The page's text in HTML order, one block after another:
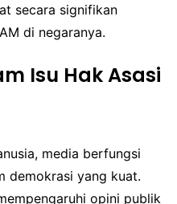
secara signifikan
di negaranya.
Isu Hak Asasi
media berfungsi
demokrasi yang kuat.
opini publik